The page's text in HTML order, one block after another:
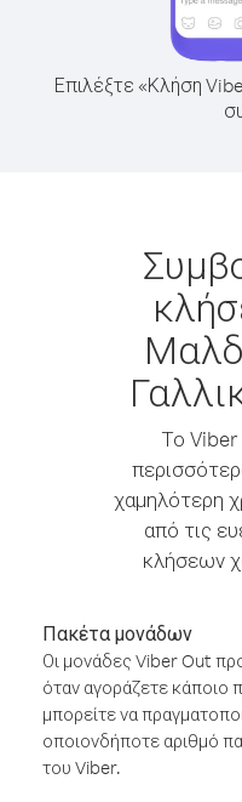
Επιλέξτε «Κλήση
Το Viber
χαμηλότερη
από τις
κλήσεων
Πακέτα μονάδων
Οι μονάδες Viber Out
όταν αγοράζετε κάποιο
μπορείτε να
οποιονδήποτε αριθμό
του Viber.